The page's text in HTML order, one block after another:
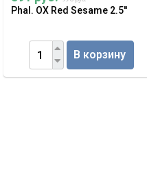
Phal. OX Red Sesame 2.5''
В корзину